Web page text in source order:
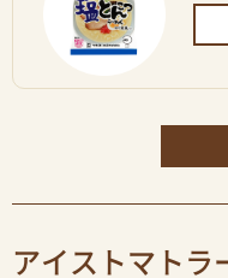
アイストマトラ